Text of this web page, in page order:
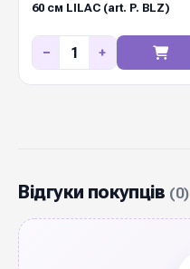
60 см LILAC (art. P. BLZ)
− +
Відгуки покупців (0)